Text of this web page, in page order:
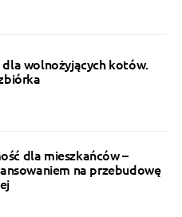
wolnożyjących kotów.
dla mieszkańców –
na przebudowę